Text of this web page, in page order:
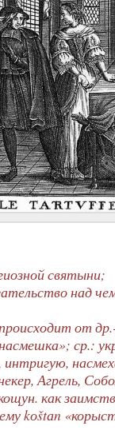
святыни;
над
от
ср.:
Агрель,
как
kоštаn